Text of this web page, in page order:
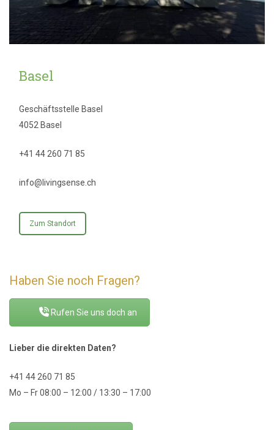
Basel
Geschäftsstelle Basel
4052 Basel
+41 44 260 71 85
info@livingsense.ch
Zum Standort
Haben Sie noch Fragen?
Rufen Sie uns doch an
Lieber die direkten Daten?
+41 44 260 71 85
Mo – Fr 08:00 – 12:00 / 13:30 – 17:00